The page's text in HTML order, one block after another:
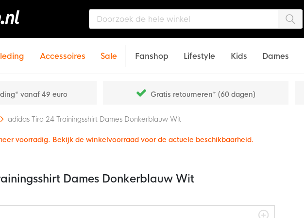
Accessoires Sale Fanshop Lifestyle Kids Dames
vanaf 49 euro Gratis retourneren* (60 dagen)
adidas Tiro 24 Trainingsshirt Dames Donkerblauw Wit
voorradig. Bekijk de winkelvoorraad voor de actuele beschikbaarheid.
Dames Donkerblauw Wit